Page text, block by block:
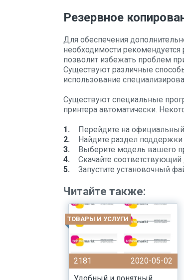
Резервное
Для обеспечения
необходимости
позволит избежать проблем
Существуют различные
использование
Существуют специальные
принтера автоматически.
Перейдите на официальный
Найдите раздел поддержки
Выберите модель вашего
Скачайте
Запустите установочный
Читайте также:
ТОВАРЫ И УСЛУГИ
2181
2020-05-02